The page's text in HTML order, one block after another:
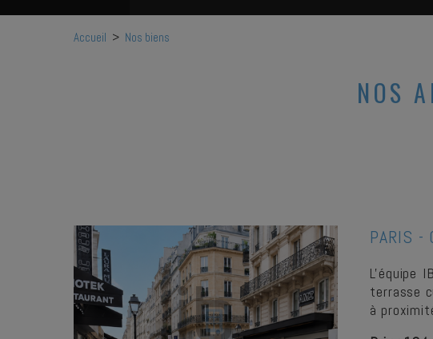
Accueil > Nos biens
NOS
PARIS -
L'équipe
terrasse
à